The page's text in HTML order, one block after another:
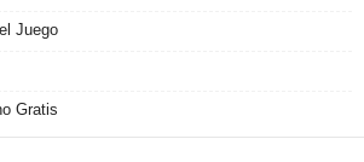
Juego
Gratis